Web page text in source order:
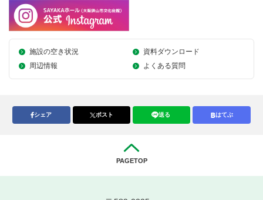
施設の空き状況
資料ダウンロード
周辺情報
よくある質問
シェア ポスト 送る はてぶ
PAGETOP